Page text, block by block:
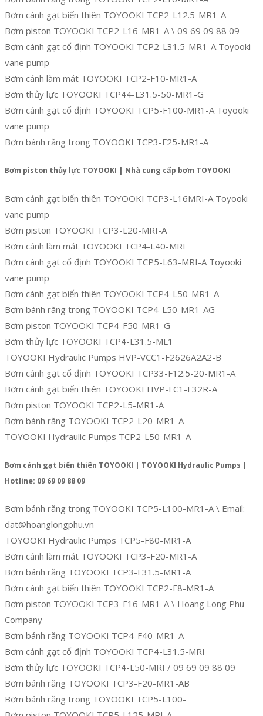
Bơm cánh gạt biến thiên TOYOOKI TCP2-L12.5-MR1-A
Bơm piston TOYOOKI TCP2-L16-MR1-A \ 09 69 09 88 09
Bơm cánh gạt cố định TOYOOKI TCP2-L31.5-MR1-A Toyooki
vane pump
Bơm cánh làm mát TOYOOKI TCP2-F10-MR1-A
Bơm thủy lực TOYOOKI TCP44-L31.5-50-MR1-G
Bơm cánh gạt cố định TOYOOKI TCP5-F100-MR1-A Toyooki
vane pump
Bơm bánh răng trong TOYOOKI TCP3-F25-MR1-A
Bơm piston thủy lực TOYOOKI | Nhà cung cấp bơm TOYOOKI
Bơm cánh gạt biến thiên TOYOOKI TCP3-L16MRI-A Toyooki
vane pump
Bơm piston TOYOOKI TCP3-L20-MRI-A
Bơm cánh làm mát TOYOOKI TCP4-L40-MRI
Bơm cánh gạt cố định TOYOOKI TCP5-L63-MRI-A Toyooki
vane pump
Bơm cánh gạt biến thiên TOYOOKI TCP4-L50-MR1-A
Bơm bánh răng trong TOYOOKI TCP4-L50-MR1-AG
Bơm piston TOYOOKI TCP4-F50-MR1-G
Bơm thủy lực TOYOOKI TCP4-L31.5-ML1
TOYOOKI Hydraulic Pumps HVP-VCC1-F2626A2A2-B
Bơm cánh gạt cố định TOYOOKI TCP33-F12.5-20-MR1-A
Bơm cánh gạt biến thiên TOYOOKI HVP-FC1-F32R-A
Bơm piston TOYOOKI TCP2-L5-MR1-A
Bơm bánh răng TOYOOKI TCP2-L20-MR1-A
TOYOOKI Hydraulic Pumps TCP2-L50-MR1-A
Bơm cánh gạt biến thiên TOYOOKI | TOYOOKI Hydraulic Pumps |
Hotline: 09 69 09 88 09
Bơm bánh răng trong TOYOOKI TCP5-L100-MR1-A \ Email:
dat@hoanglongphu.vn
TOYOOKI Hydraulic Pumps TCP5-F80-MR1-A
Bơm cánh làm mát TOYOOKI TCP3-F20-MR1-A
Bơm bánh răng TOYOOKI TCP3-F31.5-MR1-A
Bơm cánh gạt biến thiên TOYOOKI TCP2-F8-MR1-A
Bơm piston TOYOOKI TCP3-F16-MR1-A \ Hoang Long Phu
Company
Bơm bánh răng TOYOOKI TCP4-F40-MR1-A
Bơm cánh gạt cố định TOYOOKI TCP4-L31.5-MRI
Bơm thủy lực TOYOOKI TCP4-L50-MRI / 09 69 09 88 09
Bơm bánh răng TOYOOKI TCP3-F20-MR1-AB
Bơm bánh răng trong TOYOOKI TCP5-L100-